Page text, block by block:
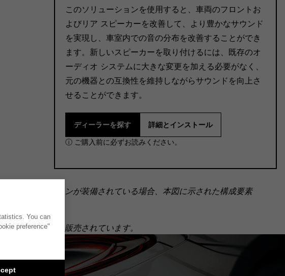
このソリューションを使用すると、車両のフロントお
よびリア スピーカーを改善して、より豊かなサウンド
を実現し、車室内での音の分布を改善することができ
ます。新しいスピーカーを取り付けるには、既存のオ
ーディオ システムに大きな変更を加える必要がなく、
元の機器との互換性を維持しながらサウンドを向上さ
せることができます。
ディーラーを探す 詳細とインストール
ⓘ ご購入前に必ずお読みください。
ファイオプションが装備されている場合、本図に示された構成要素
なく、個別に販売されています。